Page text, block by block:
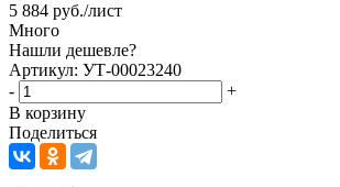
5 884 руб./лист
Много
Нашли дешевле?
Артикул: УТ-00023240
-
+
В корзину
Поделиться